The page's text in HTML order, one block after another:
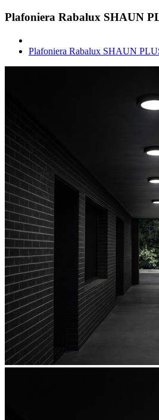
Plafoniera Rabalux SHAUN
Plafoniera Rabalux SHAUN